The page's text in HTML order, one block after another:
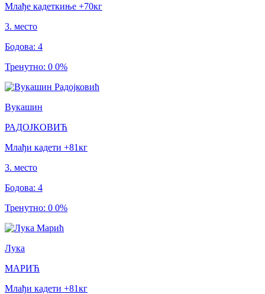
Млађе кадеткиње +70кг
3. место
Бодова: 4
Тренутно: 0 0%
Вукашин
РАДОЈКОВИЋ
Млађи кадети +81кг
3. место
Бодова: 4
Тренутно: 0 0%
Лука
МАРИЋ
Млађи кадети +81кг